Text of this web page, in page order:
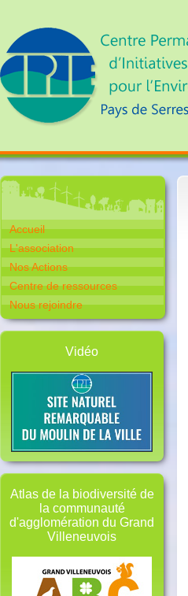
Accueil
L'association
Nos Actions
Centre de ressources
Nous rejoindre
Vidéo
Atlas de la biodiversité de
la communauté
d'agglomération du Grand
Villeneuvois